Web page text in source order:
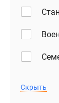
Скрыть